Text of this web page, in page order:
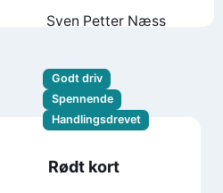
Sven Petter Næss
Godt driv
Spennende
Handlingsdrevet
Rødt kort